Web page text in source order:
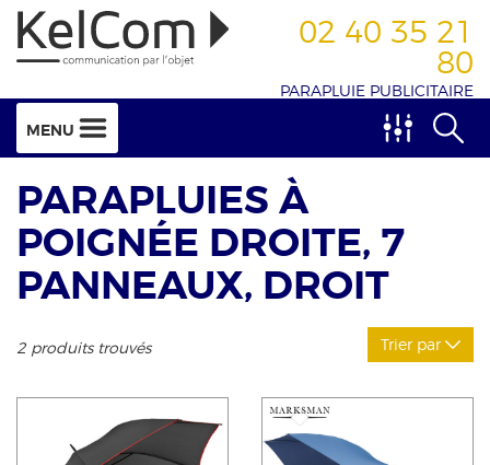
02 40 35 21
80
PARAPLUIE PUBLICITAIRE
MENU
PARAPLUIES À
POIGNÉE DROITE, 7
PANNEAUX, DROIT
2 produits trouvés Trier par